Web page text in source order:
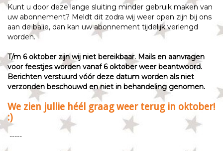
Kunt u door deze lange sluiting minder gebruik maken van
uw abonnement? Meldt dit zodra wij weer open zijn bij ons
aan de balie, dan kan uw abonnement tijdelijk verlengd
worden.
T/m 6 oktober zijn wij niet bereikbaar. Mails en aanvragen
voor feestjes worden vanaf 6 oktober weer beantwoord.
Berichten verstuurd vóór deze datum worden als niet
verzonden beschouwd en niet in behandeling genomen.
We zien jullie héél graag weer terug in oktober!
:)
-----